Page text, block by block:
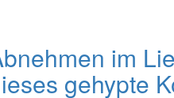
im
gehypte